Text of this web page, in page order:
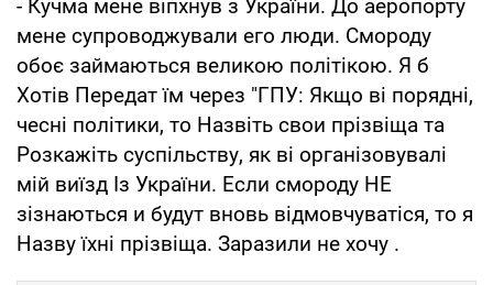
- Кучма мене віпхнув з України. До аеропорту
мене супроводжували его люди. Смороду
обоє займаються великою політікою. Я б
Хотів Передат їм через "ГПУ: Якщо ві порядні,
чесні політики, то Назвіть свои прізвіща та
Розкажіть суспільству, як ві організовувалі
мій виїзд Із України. Если смороду НЕ
зізнаються и будут вновь відмовчуватіся, то я
Назву їхні прізвіща. Заразили не хочу .